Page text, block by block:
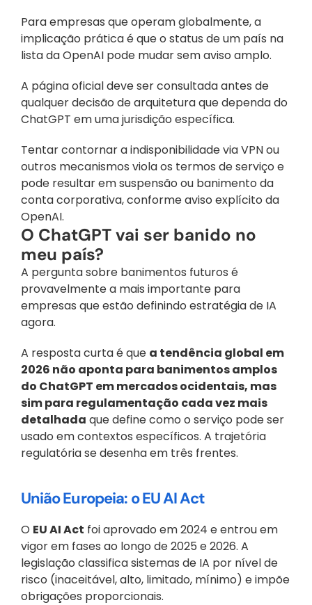
Para empresas que operam globalmente, a
implicação prática é que o status de um país na
lista da OpenAI pode mudar sem aviso amplo.
A página oficial deve ser consultada antes de
qualquer decisão de arquitetura que dependa do
ChatGPT em uma jurisdição específica.
Tentar contornar a indisponibilidade via VPN ou
outros mecanismos viola os termos de serviço e
pode resultar em suspensão ou banimento da
conta corporativa, conforme aviso explícito da
OpenAI.
O ChatGPT vai ser banido no
meu país?
A pergunta sobre banimentos futuros é
provavelmente a mais importante para
empresas que estão definindo estratégia de IA
agora.
A resposta curta é que a tendência global em
2026 não aponta para banimentos amplos
do ChatGPT em mercados ocidentais, mas
sim para regulamentação cada vez mais
detalhada que define como o serviço pode ser
usado em contextos específicos. A trajetória
regulatória se desenha em três frentes.
União Europeia: o EU AI Act
O EU AI Act foi aprovado em 2024 e entrou em
vigor em fases ao longo de 2025 e 2026. A
legislação classifica sistemas de IA por nível de
risco (inaceitável, alto, limitado, mínimo) e impõe
obrigações proporcionais.